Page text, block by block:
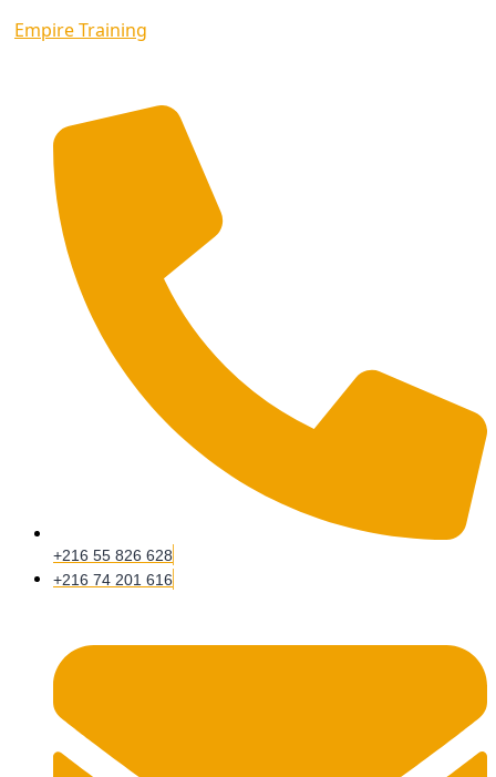
Empire Training
+216 55 826 628
+216 74 201 616